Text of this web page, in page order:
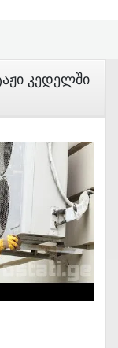
Კედელში